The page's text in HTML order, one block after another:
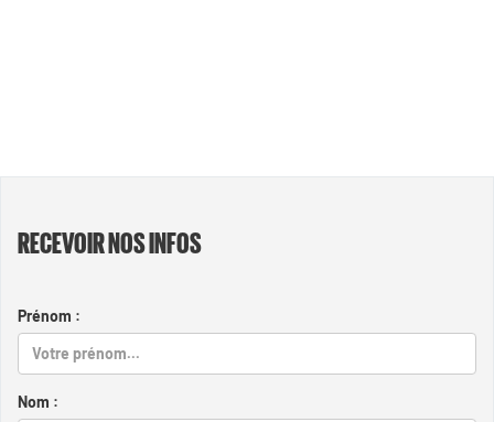
RECEVOIR NOS INFOS
Prénom :
Nom :